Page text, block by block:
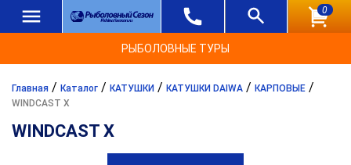
0
РЫБОЛОВНЫЕ ТУРЫ
Главная / Каталог / КАТУШКИ / КАТУШКИ DAIWA / КАРПОВЫЕ /
WINDCAST X
WINDCAST X